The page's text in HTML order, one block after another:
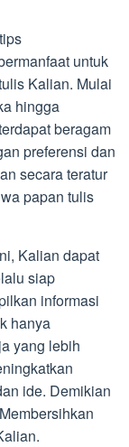
untuk
Kalian. Mulai
hingga
beragam
preferensi dan
secara teratur
papan tulis
Kalian dapat
siap
informasi
hanya
yang lebih
ide. Demikian